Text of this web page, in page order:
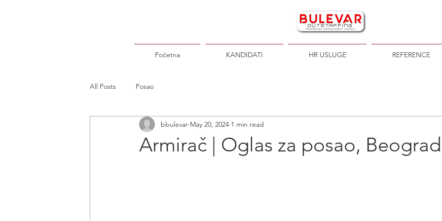
Početna KANDIDATI HR USLUGE REFERENCE
All Posts Posao
Armirač | Oglas za posao, Beograd
bbulevar May 20, 2024 1 min read